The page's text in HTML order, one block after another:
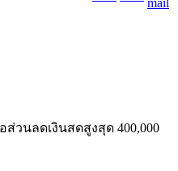
วนลดเงินสดสูงสุด 400,000